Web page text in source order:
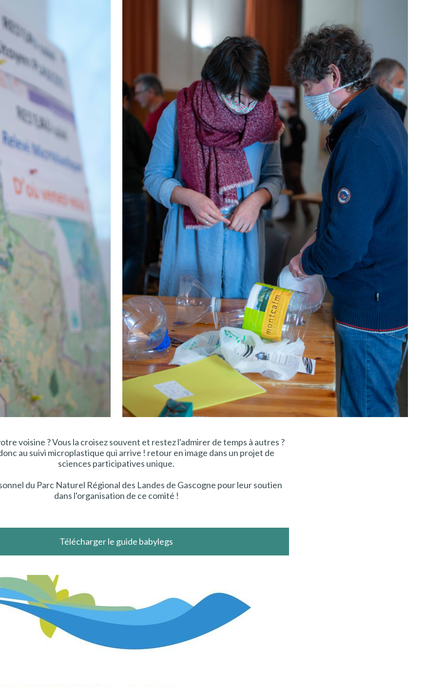
voisine ? Vous la croisez souvent et restez l'admirer de temps à autres ?
au suivi microplastique qui arrive ! retour en image dans un projet de
sciences participatives unique.
du Parc Naturel Régional des Landes de Gascogne pour leur soutien
dans l'organisation de ce comité !
Télécharger le guide babylegs